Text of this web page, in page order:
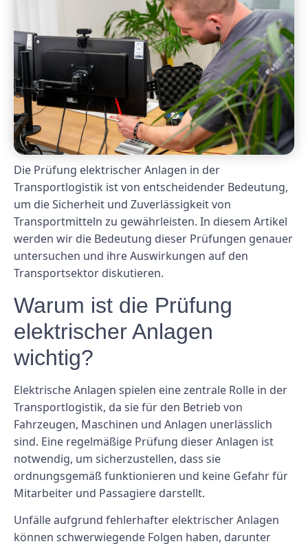
Die Prüfung elektrischer Anlagen in der
Transportlogistik ist von entscheidender Bedeutung,
um die Sicherheit und Zuverlässigkeit von
Transportmitteln zu gewährleisten. In diesem Artikel
werden wir die Bedeutung dieser Prüfungen genauer
untersuchen und ihre Auswirkungen auf den
Transportsektor diskutieren.
Warum ist die Prüfung
elektrischer Anlagen
wichtig?
Elektrische Anlagen spielen eine zentrale Rolle in der
Transportlogistik, da sie für den Betrieb von
Fahrzeugen, Maschinen und Anlagen unerlässlich
sind. Eine regelmäßige Prüfung dieser Anlagen ist
notwendig, um sicherzustellen, dass sie
ordnungsgemäß funktionieren und keine Gefahr für
Mitarbeiter und Passagiere darstellt.
Unfälle aufgrund fehlerhafter elektrischer Anlagen
können schwerwiegende Folgen haben, darunter